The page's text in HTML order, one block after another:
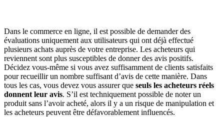
Dans le commerce en ligne, il est possible de demander des
évaluations uniquement aux utilisateurs qui ont déjà effectué
plusieurs achats auprès de votre entreprise. Les acheteurs qui
reviennent sont plus susceptibles de donner des avis positifs.
Décidez vous-même si vous avez suffisamment de clients satisfaits
pour recueillir un nombre suffisant d’avis de cette manière. Dans
tous les cas, vous devez vous assurer que seuls les acheteurs réels
donnent leur avis. S’il est techniquement possible de noter un
produit sans l’avoir acheté, alors il y a un risque de manipulation et
les acheteurs peuvent être défavorablement influencés.